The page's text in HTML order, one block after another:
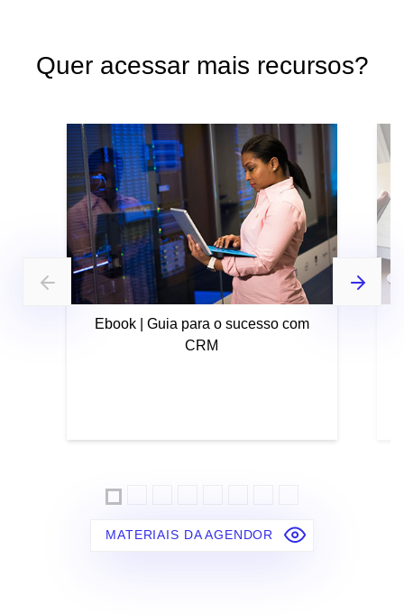
Quer acessar mais recursos?
Ebook | Guia para o sucesso com
CRM
MATERIAIS DA AGENDOR